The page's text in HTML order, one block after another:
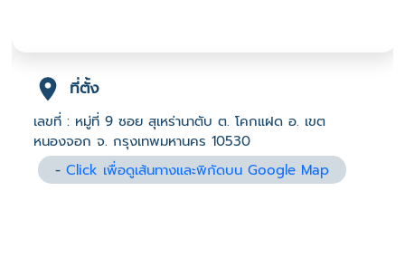
ที่ตั้ง
เลขที่ : หมู่ที่ 9 ซอย สุเหร่านาตับ ต. โคกแฝด อ. เขต
หนองจอก จ. กรุงเทพมหานคร 10530
-Click เพื่อดูเส้นทางและพิกัดบน Google Map